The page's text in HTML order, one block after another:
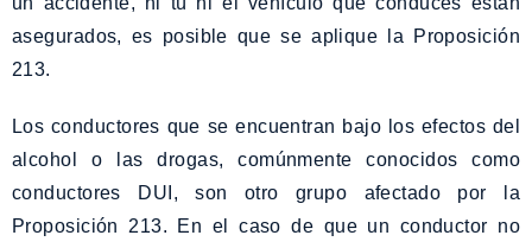
asegurados, es posible que se aplique la Proposición
213.
Los conductores que se encuentran bajo los efectos del
alcohol o las drogas, comúnmente conocidos como
conductores DUI, son otro grupo afectado por la
Proposición 213. En el caso de que un conductor no